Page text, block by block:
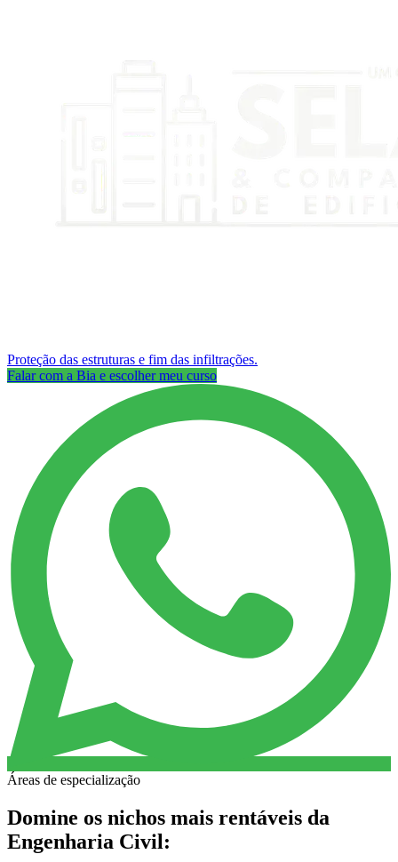
Proteção das estruturas e fim das infiltrações.
Falar com a Bia e escolher meu curso
Áreas de especialização
Domine os nichos mais rentáveis da
Engenharia Civil: